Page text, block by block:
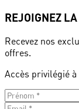
REJOIGNEZ
Recevez nos
offres.
Accès privilégié à